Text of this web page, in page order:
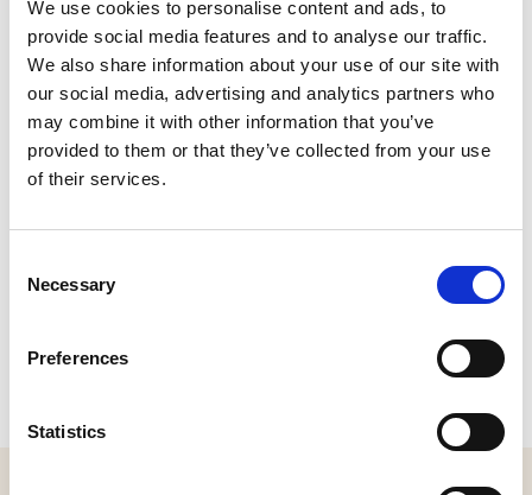
We use cookies to personalise content and ads, to
provide social media features and to analyse our traffic.
We also share information about your use of our site with
our social media, advertising and analytics partners who
may combine it with other information that you’ve
provided to them or that they’ve collected from your use
of their services.
Selection
Necessary
Preferences
Statistics
Kunstenaar: Gert van der Woude
CONTACT
Stadsweg, Geertruidenberg Plan je route